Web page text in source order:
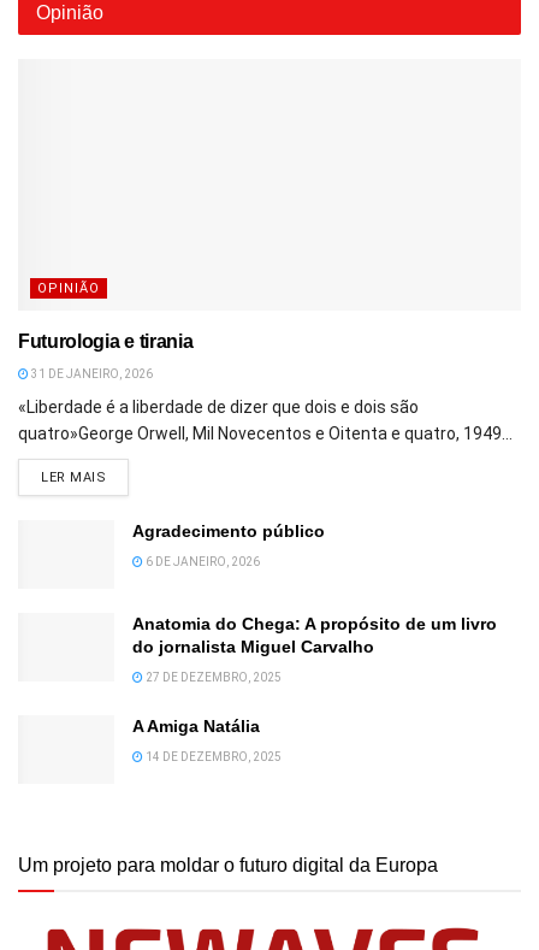
Opinião
OPINIÃO
Futurologia e tirania
31 DE JANEIRO, 2026
«Liberdade é a liberdade de dizer que dois e dois são
quatro»George Orwell, Mil Novecentos e Oitenta e quatro, 1949...
LER MAIS
Agradecimento público
6 DE JANEIRO, 2026
Anatomia do Chega: A propósito de um livro
do jornalista Miguel Carvalho
27 DE DEZEMBRO, 2025
A Amiga Natália
14 DE DEZEMBRO, 2025
Um projeto para moldar o futuro digital da Europa